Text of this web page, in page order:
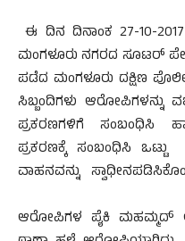
ಈ ದಿನ ದಿನಾಂಕ 27-10-
ಮಂಗಳೂರು ನಗರದ ಸೂಟರ್
ಪಡೆದ ಮಂಗಳೂರು ದಕ್ಷಿಣ
ಸಿಬ್ಬಂದಿಗಳು ಆರೋಪಿಗಳನ್ನು
ಪ್ರಕರಣಗಳಿಗೆ ಸಂಬಂಧಿಸಿ
ಪ್ರಕರಣಕ್ಕೆ ಸಂಬಂಧಿಸಿ ಒಟ್ಟು
ವಾಹನವನ್ನು
ಆರೋಪಿಗಳ ಪೈಕಿ ಮಹಮ್ಮದ್